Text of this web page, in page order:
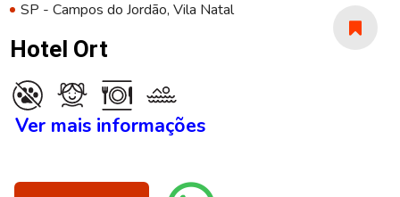
SP - Campos do Jordão, Vila Natal
Hotel Ort
Ver mais informações